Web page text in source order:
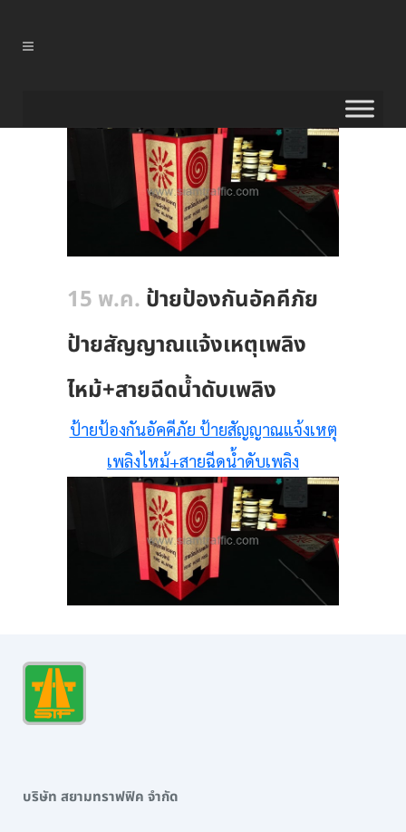
15 พ.ค. ป้ายป้องกันอัคคีภัย
ป้ายสัญญาณแจ้งเหตุเพลิง
ไหม้+สายฉีดน้ำดับเพลิง
ป้ายป้องกันอัคคีภัย ป้ายสัญญาณแจ้งเหตุ
เพลิงไหม้+สายฉีดน้ำดับเพลิง
บริษัท สยามทราฟฟิค จำกัด